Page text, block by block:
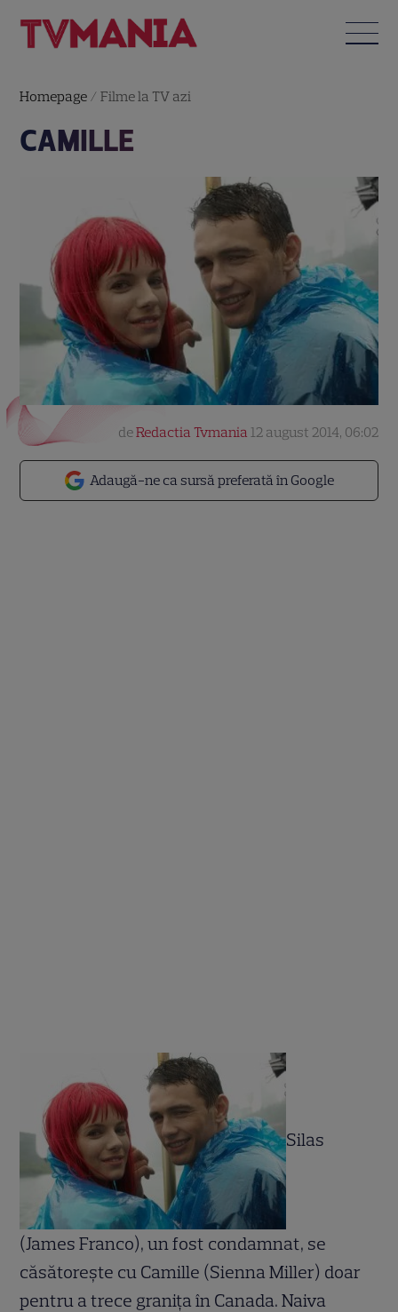
Homepage /Filme la TV azi
CAMILLE
Adaugă-ne ca sursă preferată în Google
deRedactia Tvmania 12 august 2014, 06:02
Silas
(James Franco), un fost condamnat, se
căsătorește cu Camille (Sienna Miller) doar
pentru a trece granița în Canada. Naiva